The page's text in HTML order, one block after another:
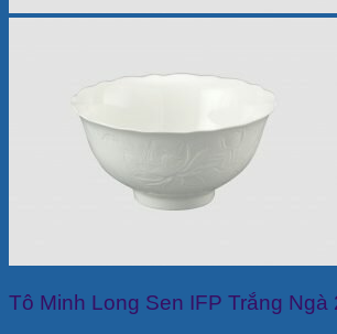
Tô Minh Long Sen IFP Trắng Ngà